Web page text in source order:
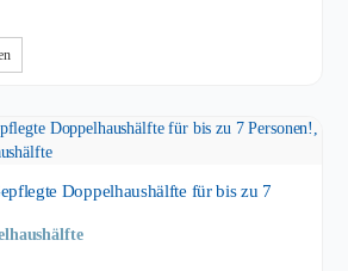
Doppelhaushälfte für bis zu 7